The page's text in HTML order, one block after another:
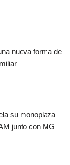
nueva forma de
su monoplaza
junto con MG